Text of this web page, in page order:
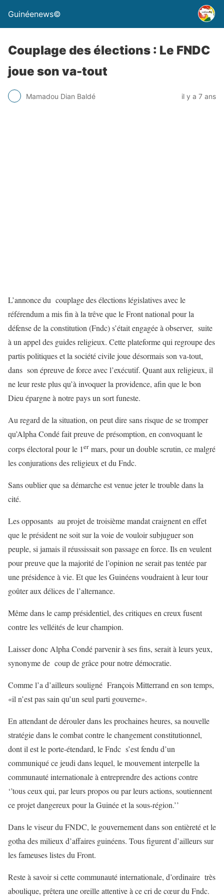
Guinéenews©
Couplage des élections : Le FNDC
joue son va-tout
Mamadou Dian Baldé il y a 7 ans
L’annonce du couplage des élections législatives avec le
référendum a mis fin à la trêve que le Front national pour la
défense de la constitution (Fndc) s’était engagée à observer, suite
à un appel des guides religieux. Cette plateforme qui regroupe des
partis politiques et la société civile joue désormais son va-tout,
dans son épreuve de force avec l’exécutif. Quant aux religieux, il
ne leur reste plus qu’à invoquer la providence, afin que le bon
Dieu épargne à notre pays un sort funeste.
Au regard de la situation, on peut dire sans risque de se tromper
qu’Alpha Condé fait preuve de présomption, en convoquant le
corps électoral pour le 1ermars, pour un double scrutin, ce malgré
les conjurations des religieux et du Fndc.
Sans oublier que sa démarche est venue jeter le trouble dans la
cité.
Les opposants au projet de troisième mandat craignent en effet
que le président ne soit sur la voie de vouloir subjuguer son
peuple, si jamais il réussissait son passage en force. Ils en veulent
pour preuve que la majorité de l’opinion ne serait pas tentée par
une présidence à vie. Et que les Guinéens voudraient à leur tour
goûter aux délices de l’alternance.
Même dans le camp présidentiel, des critiques en creux fusent
contre les velléités de leur champion.
Laisser donc Alpha Condé parvenir à ses fins, serait à leurs yeux,
synonyme de coup de grâce pour notre démocratie.
Comme l’a d’ailleurs souligné François Mitterrand en son temps,
«il n’est pas sain qu’un seul parti gouverne».
En attendant de dérouler dans les prochaines heures, sa nouvelle
stratégie dans le combat contre le changement constitutionnel,
dont il est le porte-étendard, le Fndc s’est fendu d’un
communiqué ce jeudi dans lequel, le mouvement interpelle la
communauté internationale à entreprendre des actions contre
‘’tous ceux qui, par leurs propos ou par leurs actions, soutiennent
ce projet dangereux pour la Guinée et la sous-région.’’
Dans le viseur du FNDC, le gouvernement dans son entièreté et le
gotha des milieux d’affaires guinéens. Tous figurent d’ailleurs sur
les fameuses listes du Front.
Reste à savoir si cette communauté internationale, d’ordinaire très
aboulique, prêtera une oreille attentive à ce cri de cœur du Fndc.